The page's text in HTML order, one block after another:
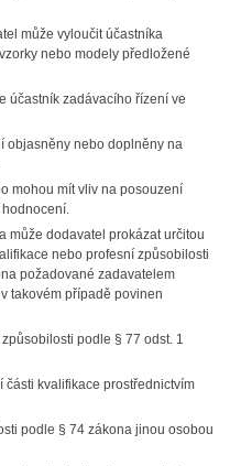
může vyloučit účastníka
nebo modely předložené
zadávacího řízení ve
nebo doplněny na
mít vliv na posouzení
dodavatel prokázat určitou
nebo profesní způsobilosti
požadované zadavatelem
takovém případě povinen
podle § 77 odst. 1
kvalifikace prostřednictvím
podle § 74 zákona jinou osobou